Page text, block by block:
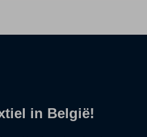
in België!